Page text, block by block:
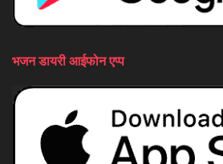
भजन डायरी आईफोन एप्प